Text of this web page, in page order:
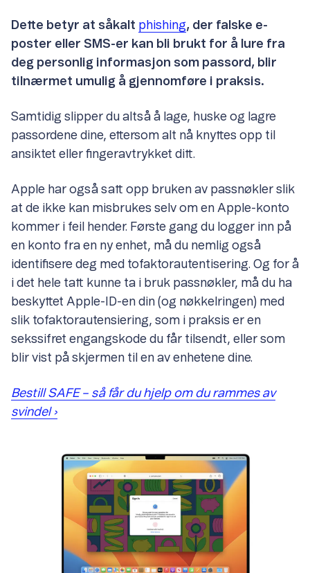
Dette betyr at såkalt phishing, der falske e-
poster eller SMS-er kan bli brukt for å lure fra
deg personlig informasjon som passord, blir
tilnærmet umulig å gjennomføre i praksis.
Samtidig slipper du altså å lage, huske og lagre
passordene dine, ettersom alt nå knyttes opp til
ansiktet eller fingeravtrykket ditt.
Apple har også satt opp bruken av passnøkler slik
at de ikke kan misbrukes selv om en Apple-konto
kommer i feil hender. Første gang du logger inn på
en konto fra en ny enhet, må du nemlig også
identifisere deg med tofaktorautentisering. Og for å
i det hele tatt kunne ta i bruk passnøkler, må du ha
beskyttet Apple-ID-en din (og nøkkelringen) med
slik tofaktorautensiering, som i praksis er en
sekssifret engangskode du får tilsendt, eller som
blir vist på skjermen til en av enhetene dine.
Bestill SAFE – så får du hjelp om du rammes av
svindel ›